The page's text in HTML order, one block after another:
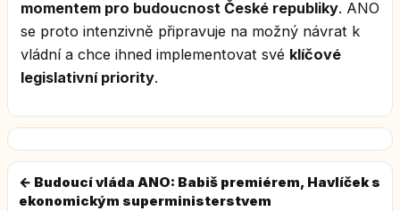
momentem pro budoucnost České republiky. ANO
se proto intenzivně připravuje na možný návrat k
vládní a chce ihned implementovat své klíčové
legislativní priority.
← Budoucí vláda ANO: Babiš premiérem, Havlíček s
ekonomickým superministerstvem